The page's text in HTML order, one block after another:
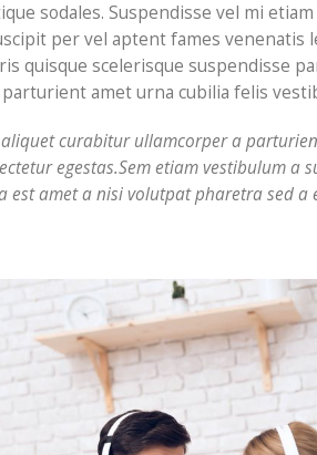
sodales. Suspendisse vel mi
per vel aptent fames venenatis
quisque scelerisque suspendisse
amet urna cubilia felis
curabitur ullamcorper a
egestas.Sem etiam vestibulum a
est amet a nisi volutpat pharetra sed a